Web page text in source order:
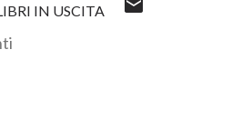
IN USCITA